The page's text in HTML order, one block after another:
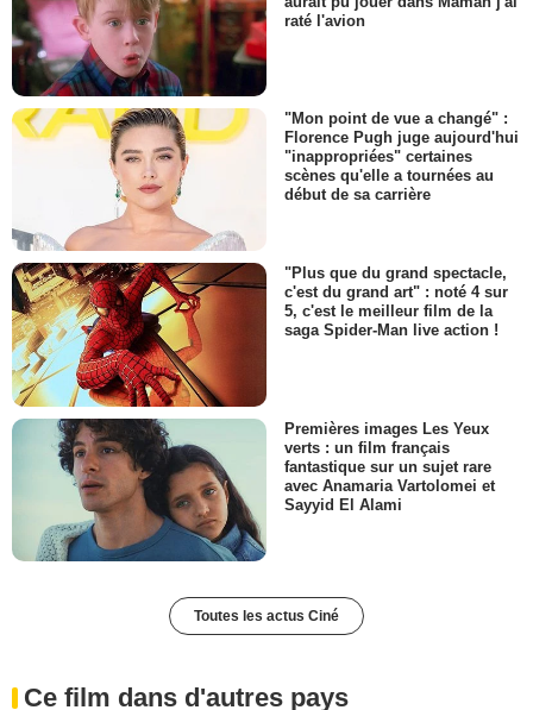
raté l'avion
"Mon point de vue a changé" :
Florence Pugh juge aujourd'hui
"inappropriées" certaines
scènes qu'elle a tournées au
début de sa carrière
"Plus que du grand spectacle,
c'est du grand art" : noté 4 sur
5, c'est le meilleur film de la
saga Spider-Man live action !
Premières images Les Yeux
verts : un film français
fantastique sur un sujet rare
avec Anamaria Vartolomei et
Sayyid El Alami
Toutes les actus Ciné
Ce film dans d'autres pays